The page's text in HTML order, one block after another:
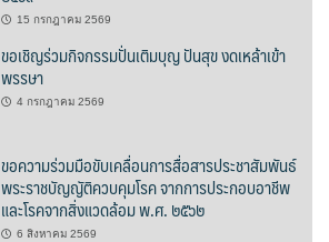
15 กรกฎาคม 2569
ขอเชิญร่วมกิจกรรมปั่นเติมบุญ ปันสุข งดเหล้าเข้า
พรรษา
4 กรกฎาคม 2569
ขอความร่วมมือขับเคลื่อนการสื่อสารประชาสัมพันธ์
พระราชบัญญัติควบคุมโรค จากการประกอบอาชีพ
และโรคจากสิ่งแวดล้อม พ.ศ. ๒๕๖๒
6 สิงหาคม 2569